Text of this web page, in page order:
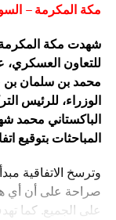
مكة المكرمة –
شهدت مكة المكرمة
للتعاون
محمد بن سلمان بن
الوزراء، للرئيس
الباكستاني محمد
المباحثات بتوقيع
وترسخ الاتفاقية
صراحة على أن أي
على الجميع. كما